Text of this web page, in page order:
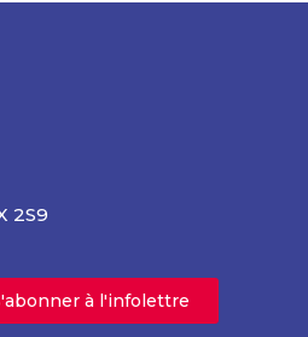
2S9
à l'infolettre